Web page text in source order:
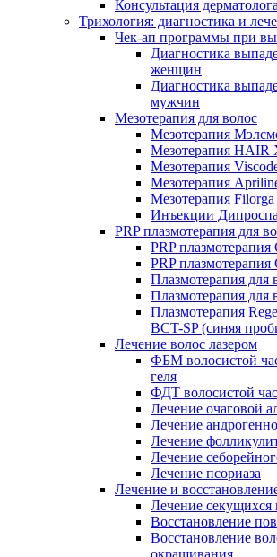
Консультация дерматолога
Трихология: диагностика и
Чек-ап программы при
Диагностика
женщин
Диагностика
мужчин
Мезотерапия для волос
Мезотерапия
Мезотерапия HAIR
Мезотерапия
Мезотерапия
Мезотерапия
Инъекции
PRP плазмотерапия для
PRP плазмотерапия
PRP плазмотерапия
Плазмотерапия для
Плазмотерапия для
Плазмотерапия
BCT-SP (синяя
Лечение волос лазером
ФБМ волосистой
геля
ФДТ волосистой
Лечение очаговой
Лечение
Лечение
Лечение
Лечение псориаза
Лечение и
Лечение секущихся
Восстановление
Восстановление
окрашивания